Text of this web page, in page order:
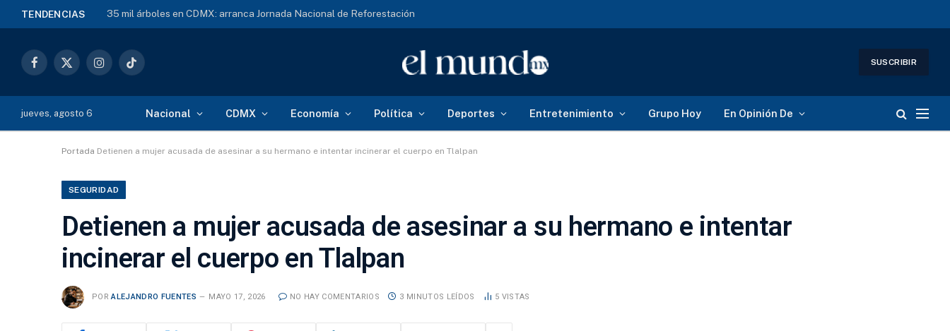
TENDENCIAS 35 mil árboles en CDMX: arranca Jornada Nacional de Reforestación
Facebook
X
InstagramTikTok
SUSCRIBIR
jueves, agosto 6 Nacional CDMX Economía Política Deportes Entretenimiento Grupo Hoy En Opinión De
Portada Detienen a mujer acusada de asesinar a su hermano e intentar incinerar el cuerpo en Tlalpan
SEGURIDAD
Detienen a mujer acusada de asesinar a su hermano e intentar
incinerar el cuerpo en Tlalpan
POR ALEJANDRO FUENTES MAYO 17, 2026 NO HAY COMENTARIOS 3 MINUTOS LEÍDOS 5 VISTAS